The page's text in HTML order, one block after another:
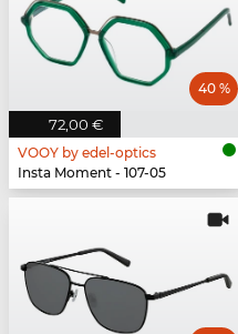
72,00 €
40 %
VOOY by edel-optics
Insta Moment - 107-05